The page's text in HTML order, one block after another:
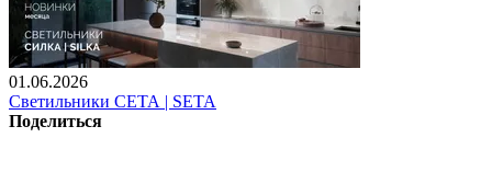
01.06.2026
Светильники СЕТА | SETA
Поделиться